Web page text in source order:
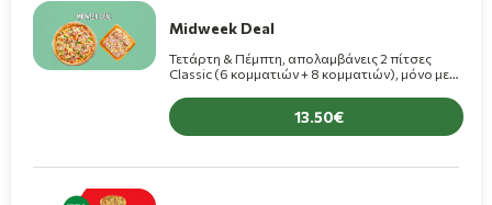
Midweek Deal
Τετάρτη & Πέμπτη, απολαμβάνεις 2 πίτσες
Classic (6 κομματιών + 8 κομματιών), μόνο με
13.50